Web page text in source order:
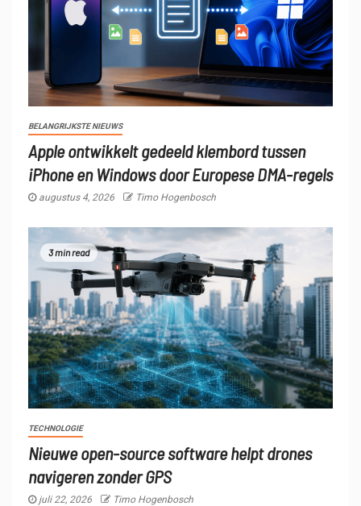
BELANGRIJKSTE NIEUWS
Apple ontwikkelt gedeeld klembord tussen
iPhone en Windows door Europese DMA-regels
augustus 4, 2026 Timo Hogenbosch
3 min read
TECHNOLOGIE
Nieuwe open-source software helpt drones
navigeren zonder GPS
juli 22, 2026 Timo Hogenbosch